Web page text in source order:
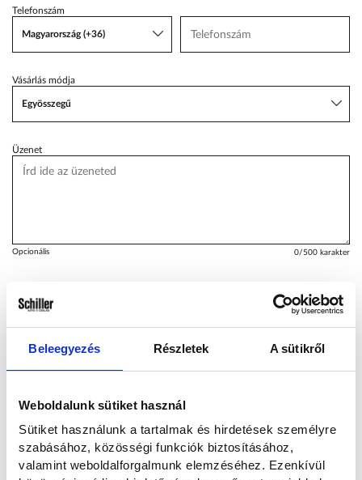
Beleegyezés Részletek A sütikről
Weboldalunk sütiket használ
Sütiket használunk a tartalmak és hirdetések személyre
szabásához, közösségi funkciók biztosításához,
valamint weboldalforgalmunk elemzéséhez. Ezenkívül
Telefonszám
Magyarország (+36)
Vásárlás módja
Egyösszegű
Üzenet
Opcionális 0/500 karakter
Elolvastam és hozzájárulok a személyes adataim kezeléséhez az
Adatvédelmi nyilatkozatban foglaltaknak megfelelően.